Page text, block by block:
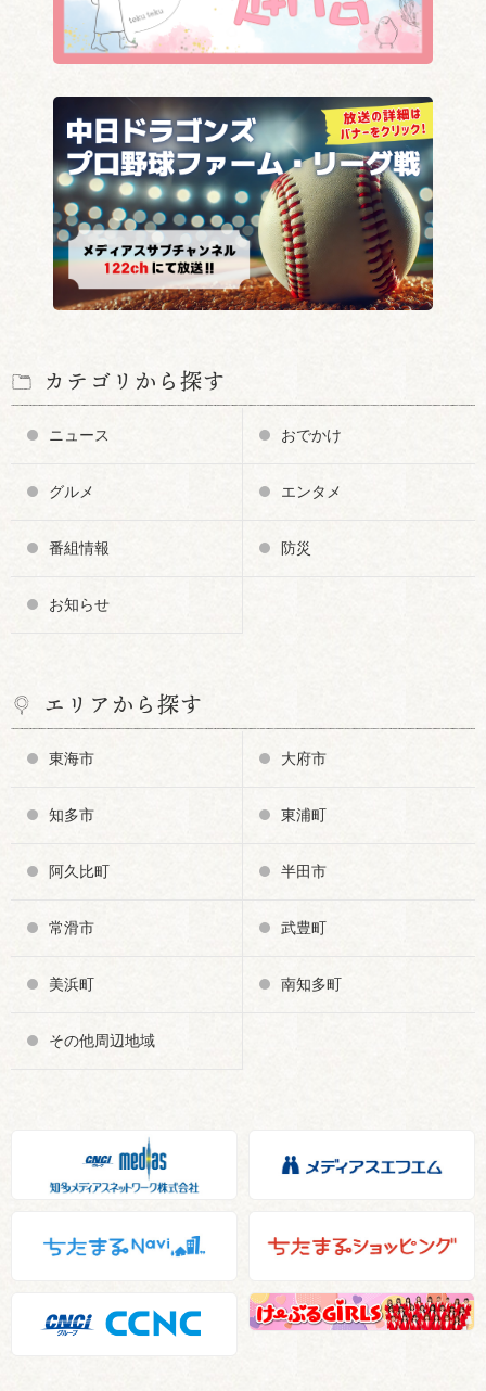
カテゴリから探す
ニュース おでかけ
グルメ エンタメ
番組情報 防災
お知らせ
エリアから探す
東海市 大府市
知多市 東浦町
阿久比町 半田市
常滑市 武豊町
美浜町 南知多町
その他周辺地域